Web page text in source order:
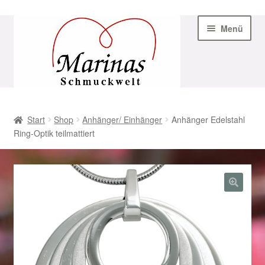
Navigation
Menü
AGB
Beispiel-Seite
Geschenke zu Ostern 2023
Geschenke zu Ostern 2024
Start Shop Anhänger/ Einhänger
Anhänger Edelstahl
Ring-Optik teilmattiert